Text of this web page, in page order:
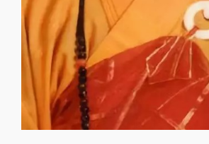
祿東贊法王
祿東贊法王